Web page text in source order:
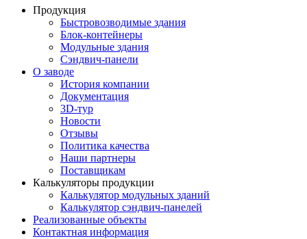
Продукция
Быстровозводимые здания
Блок-контейнеры
Модульные здания
Сэндвич-панели
О заводе
История компании
Документация
3D-тур
Новости
Отзывы
Политика качества
Наши партнеры
Поставщикам
Калькуляторы продукции
Калькулятор модульных зданий
Калькулятор сэндвич-панелей
Реализованные объекты
Контактная информация